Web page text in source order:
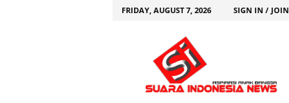
FRIDAY, AUGUST 7, 2026 SIGN IN / JOIN